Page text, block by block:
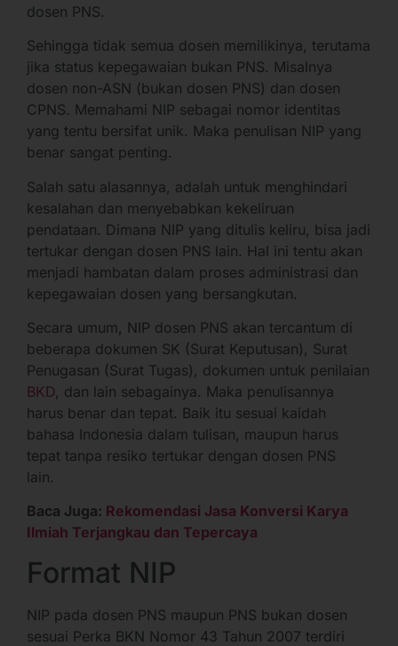
dosen PNS.
Sehingga tidak semua dosen memilikinya, terutama
jika status kepegawaian bukan PNS. Misalnya
dosen non-ASN (bukan dosen PNS) dan dosen
CPNS. Memahami NIP sebagai nomor identitas
yang tentu bersifat unik. Maka penulisan NIP yang
benar sangat penting.
Salah satu alasannya, adalah untuk menghindari
kesalahan dan menyebabkan kekeliruan
pendataan. Dimana NIP yang ditulis keliru, bisa jadi
tertukar dengan dosen PNS lain. Hal ini tentu akan
menjadi hambatan dalam proses administrasi dan
kepegawaian dosen yang bersangkutan.
Secara umum, NIP dosen PNS akan tercantum di
beberapa dokumen SK (Surat Keputusan), Surat
Penugasan (Surat Tugas), dokumen untuk penilaian
BKD , dan lain sebagainya. Maka penulisannya
harus benar dan tepat. Baik itu sesuai kaidah
bahasa Indonesia dalam tulisan, maupun harus
tepat tanpa resiko tertukar dengan dosen PNS
lain.
Baca Juga: Rekomendasi Jasa Konversi Karya
Ilmiah Terjangkau dan Tepercaya
Format NIP
NIP pada dosen PNS maupun PNS bukan dosen
sesuai Perka BKN Nomor 43 Tahun 2007 terdiri